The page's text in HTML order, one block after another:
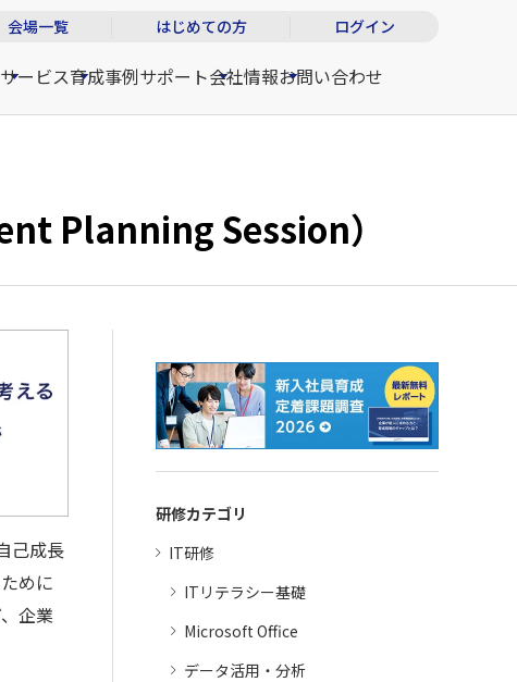
会場一覧 はじめての方 ログイン
サービス育成事例サポート会社情報お問い合わせ
Planning Session）
己成長
めに
企業
研修カテゴリ
IT研修
ITリテラシー基礎
Microsoft Office
データ活用・分析